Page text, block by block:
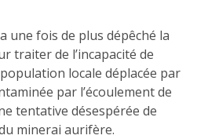
une fois de plus dépêché la
traiter de l’incapacité de
locale déplacée par
par l’écoulement de
tentative désespérée de
minerai aurifère.